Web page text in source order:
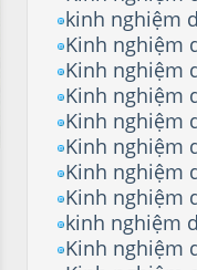
kinh nghiệm
Kinh nghiệm
Kinh nghiệm
Kinh nghiệm
Kinh nghiệm
Kinh nghiệm
Kinh nghiệm
Kinh nghiệm
kinh nghiệm
Kinh nghiệm